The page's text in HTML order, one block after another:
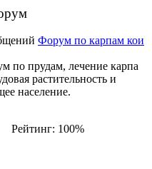
Форум по карпам кои
по прудам, лечение карпа
растительность и
население.
Рейтинг: 100%